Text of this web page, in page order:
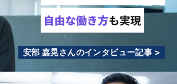
安部 嘉晃さんのインタビュー記事 >